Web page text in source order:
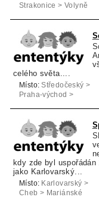
Strakonice > Volyně
celého světa....
Místo: Středočeský >
Praha-východ >
kdy zde byl
jako Karlovarský...
Místo: Karlovarský >
Cheb > Mariánské